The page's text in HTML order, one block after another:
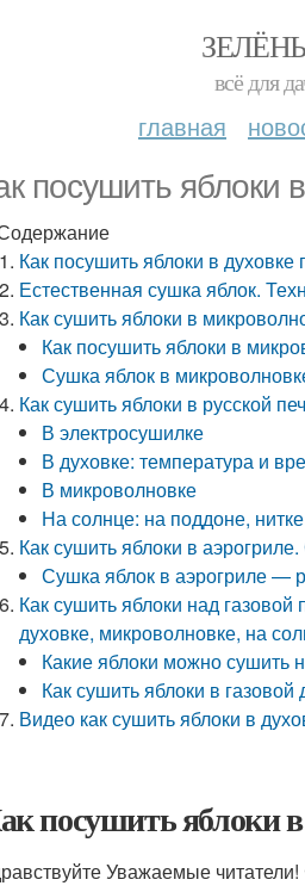
всё для
главная
посушить яблоки
Как посушить яблоки в
Естественная сушка яблок.
Как сушить яблоки в
Как посушить яблоки в
Сушка яблок в
Как сушить яблоки в русской
В электросушилке
В духовке: температура и
В микроволновке
На солнце: на поддоне,
Как сушить яблоки в
Сушка яблок в аэрогриле —
Как сушить яблоки над
духовке, микроволновке, на
Какие яблоки можно сушить
Как сушить яблоки в
Видео как сушить яблоки в
посушить яблоки